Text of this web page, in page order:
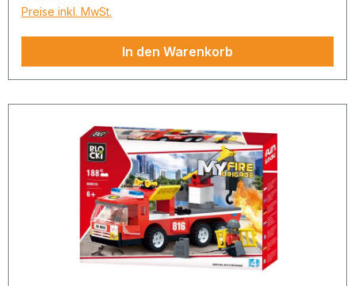
Preise inkl. MwSt.
In den Warenkorb